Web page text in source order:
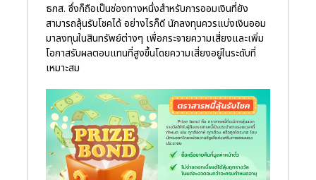
ธกส. ซึ่งก็ถือเป็นช่องทางหนึ่งสำหรับการออมเงินที่ยัง
สามารถลุ้นรับโชคได้ อย่างไรก็ดี นักลงทุนควรแบ่งเงินออม
มาลงทุนในสินทรัพย์ต่างๆ เพื่อกระจายความเสี่ยงและเพิ่ม
โอกาสรับผลตอบแทนที่สูงขึ้นโดยความเสี่ยงอยู่ในระดับที่
เหมาะสม